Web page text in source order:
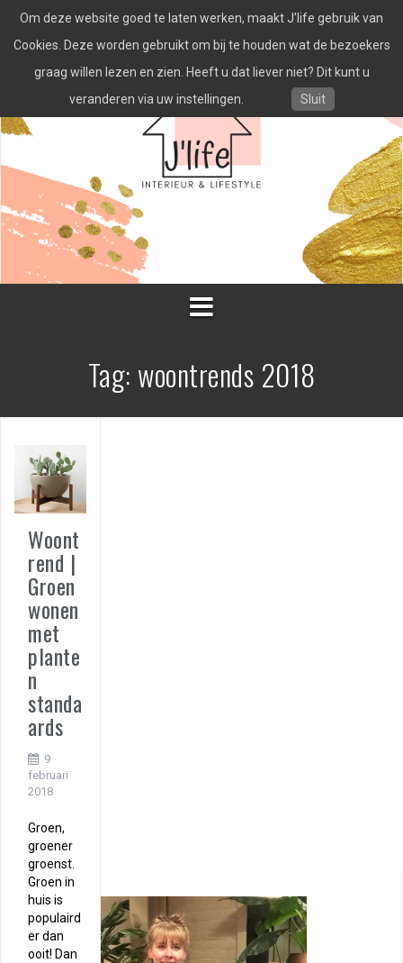
naar
inhoud
Tag: woontrends 2018
Woont
rend |
Groen
wonen
met
plante
n
standa
ards
9
februari
2018
Groen,
groener
groenst.
Groen in
huis is
populaird
er dan
ooit! Dan
Om deze website goed te laten werken, maakt J'life gebruik van
Cookies. Deze worden gebruikt om bij te houden wat de bezoekers
graag willen lezen en zien. Heeft u dat liever niet? Dit kunt u
veranderen via uw instellingen.
Sluit